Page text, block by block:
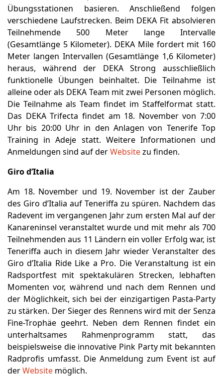
Übungsstationen basieren. Anschließend folgen
verschiedene Laufstrecken. Beim DEKA Fit absolvieren
Teilnehmende 500 Meter lange Intervalle
(Gesamtlänge 5 Kilometer). DEKA Mile fordert mit 160
Meter langen Intervallen (Gesamtlänge 1,6 Kilometer)
heraus, während der DEKA Strong ausschließlich
funktionelle Übungen beinhaltet. Die Teilnahme ist
alleine oder als DEKA Team mit zwei Personen möglich.
Die Teilnahme als Team findet im Staffelformat statt.
Das DEKA Trifecta findet am 18. November von 7:00
Uhr bis 20:00 Uhr in den Anlagen von Tenerife Top
Training in Adeje statt. Weitere Informationen und
Anmeldungen sind auf derWebsitezu finden.
Giro d’Italia
Am 18. November und 19. November ist der Zauber
des Giro d’Italia auf Teneriffa zu spüren. Nachdem das
Radevent im vergangenen Jahr zum ersten Mal auf der
Kanareninsel veranstaltet wurde und mit mehr als 700
Teilnehmenden aus 11 Ländern ein voller Erfolg war, ist
Teneriffa auch in diesem Jahr wieder Veranstalter des
Giro d’Italia Ride Like a Pro. Die Veranstaltung ist ein
Radsportfest mit spektakulären Strecken, lebhaften
Momenten vor, während und nach dem Rennen und
der Möglichkeit, sich bei der einzigartigen Pasta-Party
zu stärken. Der Sieger des Rennens wird mit der Senza
Fine-Trophäe geehrt. Neben dem Rennen findet ein
unterhaltsames Rahmenprogramm statt, das
beispielsweise die innovative Pink Party mit bekannten
Radprofis umfasst. Die Anmeldung zum Event ist auf
derWebsite möglich.